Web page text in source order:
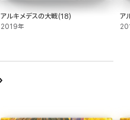
アルキメデスの大戦(18)
2019年
ア